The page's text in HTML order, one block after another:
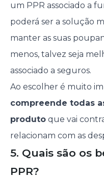
um PPR associado a
poderá ser a solução
manter as suas
menos, talvez seja
associado a seguros.
Ao escolher é muito
compreende todas
produtoque vai
relacionam com as
5. Quais são os
PPR?